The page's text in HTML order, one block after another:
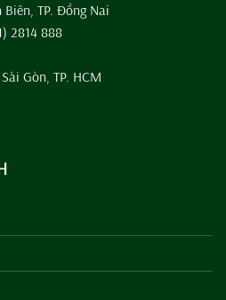
TP. Đồng Nai
2814 888
Gòn, TP. HCM